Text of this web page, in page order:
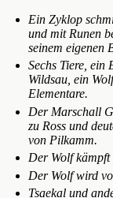
Ein Zyklop
und mit Runen
seinem eigenen
Sechs Tiere, ein
Wildsau, ein
Elementare.
Der Marschall
zu Ross und
von Pilkamm.
Der Wolf kämpft
Der Wolf wird
Tsaekal und